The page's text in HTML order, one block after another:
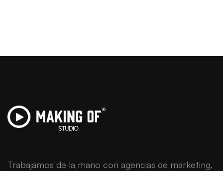
Trabajamos de la mano con agencias de marketing,